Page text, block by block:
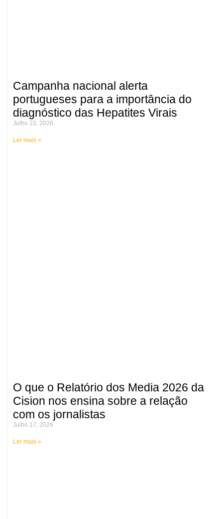
Campanha nacional alerta
portugueses para a importância do
diagnóstico das Hepatites Virais
Julho 23, 2026
Ler mais »
O que o Relatório dos Media 2026 da
Cision nos ensina sobre a relação
com os jornalistas
Julho 17, 2026
Ler mais »